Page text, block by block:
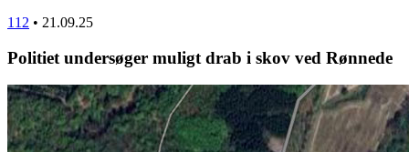
112 • 21.09.25
Politiet undersøger muligt drab i skov ved Rønnede